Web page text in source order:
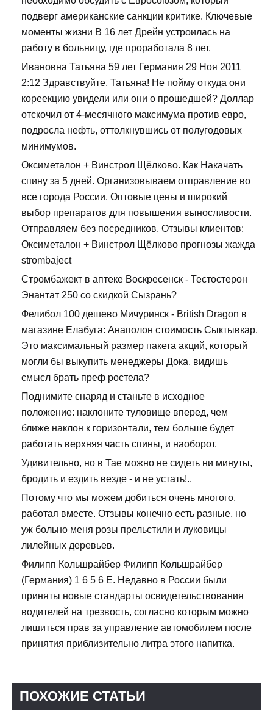
подверг американские санкции критике. Ключевые
моменты жизни В 16 лет Дрейн устроилась на
работу в больницу, где проработала 8 лет.
Ивановна Татьяна 59 лет Германия 29 Ноя 2011
2:12 Здравствуйте, Татьяна! Не пойму откуда они
кореекцию увидели или они о прошедшей? Доллар
отскочил от 4-месячного максимума против евро,
подросла нефть, оттолкнувшись от полугодовых
минимумов.
Оксиметалон + Винстрол Щёлково. Как Накачать
спину за 5 дней. Организовываем отправление во
все города России. Оптовые цены и широкий
выбор препаратов для повышения выносливости.
Отправляем без посредников. Отзывы клиентов:
Оксиметалон + Винстрол Щёлково прогнозы жажда
strombaject
Стромбажект в аптеке Воскресенск - Тестостерон
Энантат 250 со скидкой Сызрань?
Фелибол 100 дешево Мичуринск - British Dragon в
магазине Елабуга: Анаполон стоимость Сыктывкар.
Это максимальный размер пакета акций, который
могли бы выкупить менеджеры Дока, видишь
смысл брать преф ростела?
Поднимите снаряд и станьте в исходное
положение: наклоните туловище вперед, чем
ближе наклон к горизонтали, тем больше будет
работать верхняя часть спины, и наоборот.
Удивительно, но в Тае можно не сидеть ни минуты,
бродить и ездить везде - и не устать!..
Потому что мы можем добиться очень многого,
работая вместе. Отзывы конечно есть разные, но
уж больно меня розы прельстили и луковицы
лилейных деревьев.
Филипп Кольшрайбер Филипп Кольшрайбер
(Германия) 1 6 5 6 Е. Недавно в России были
приняты новые стандарты освидетельствования
водителей на трезвость, согласно которым можно
лишиться прав за управление автомобилем после
принятия приблизительно литра этого напитка.
ПОХОЖИЕ СТАТЬИ